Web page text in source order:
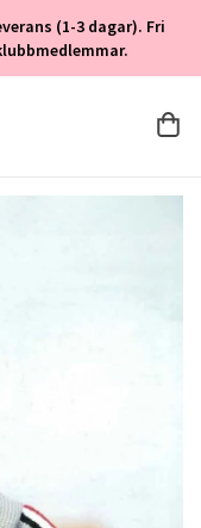
(1-3 dagar). Fri